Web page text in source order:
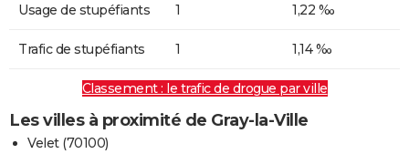
Usage de stupéfiants 1 1,22 ‰
Trafic de stupéfiants 1 1,14 ‰
Classement : le trafic de drogue par ville
Les villes à proximité de Gray-la-Ville
Velet (70100)